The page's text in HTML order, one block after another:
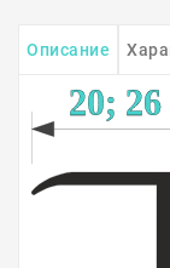
Описание